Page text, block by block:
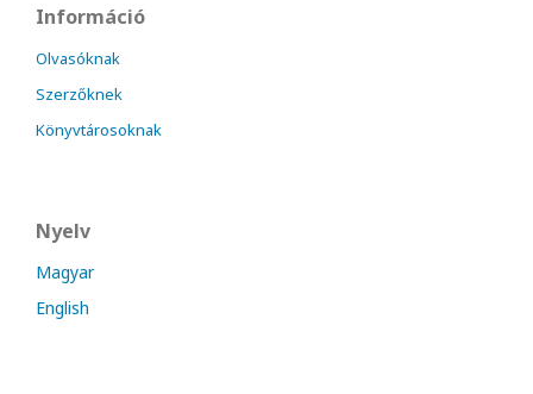
Információ
Olvasóknak
Szerzőknek
Könyvtárosoknak
Nyelv
Magyar
English